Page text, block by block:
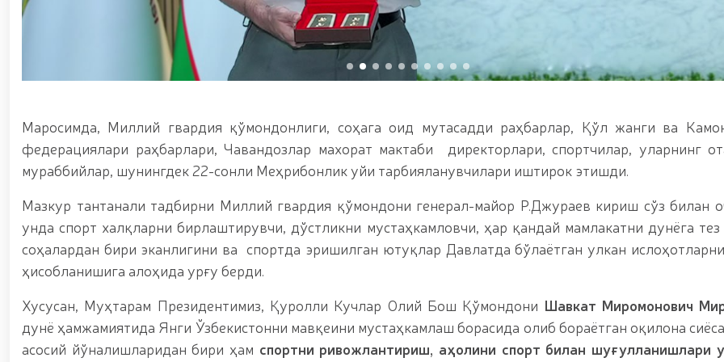
шаҳрида гвардиячилар томонидан сертификатланмаган пиротехника воситалари (https://
sertifikatlanmagan-pirotexnika-buyumlari-olib-qoyildi-12-15) олиб қўйилди / / Фарғона вилоятида
(https://telegra.ph/Fargona-viloyatida-pirotexnika-buyumlarining-noqonuniy-muomalasiga-chek-
Ихтисослаштирилган ўқув марказида навбатдаги тингловчилар учун сертификат топшириш
мажмуасида “Ўзбекистон отлари” нуфузли кўргазмаси юқори савияда бўлиб ўтди. // Миллий
чиқиш борасида олимпия ва паралимпия ҳаракати йўналишида белгилаб берган вазифалари
раислигида, камондан (паракамондан) отиш мураббийлари иштирокидаги Конференция
бошқармаси аёл ҳарбий хизматчилари Ҳуқуқни муҳофаза қилувчи органлар ходималари ўртасида
биринчи ўринни эгаллашди / / Олий Мажлис Сенатининг қўмита раиси ва Миллий гвардия Жамоат
очиқ мулоқот / / Миллий гвардия Темурбеклар мактаби ўқувчилари билан “Дронлардан
кўргазмали машғулот ташкил этилди / / Миллий гвардия Тошкент минтақавий ўқув марказида
аппаратларини қўллаш истиқболлари” мавзусида Республика илмий-амалий семинари ўтказилди /
вақтида жамоат тартиби ҳамда фуқаролар хавфсизлиги таъминланад / / Ўзбекистон
қатнашчиларини рағбатлантириш тўғрисида"ги
Маросимда, Миллий гвардия қўмондонлиги, соҳага оид мутасадди раҳбарлар, Қўл жанги ва
федерациялари раҳбарлари, Чавандозлар махорат мактаби директорлари, спортчилар, уларнинг
мураббийлар, шунингдек 22-сонли Меҳрибонлик уйи тарбияланувчилари иштирок этишди.
Мазкур тантанали тадбирни Миллий гвардия қўмондони генерал-майор Р.Джураев кириш сўз билан
унда спорт халқларни бирлаштирувчи, дўстликни мустаҳкамловчи, ҳар қандай мамлакатни дунёга тез
соҳалардан бири эканлигини ва спортда эришилган ютуқлар Давлатда бўлаётган улкан
ҳисобланишига алоҳида урғу берди.
Хусусан, Муҳтарам Президентимиз, Қуролли Кучлар Олий Бош Қўмондони Шавкат Миромонович
дунё ҳамжамиятида Янги Ўзбекистонни мавқеини мустаҳкамлаш борасида олиб бораётган оқилона
асосий йўналишларидан бири ҳам спортни ривожлантириш, аҳолини спорт билан шуғулланишлари